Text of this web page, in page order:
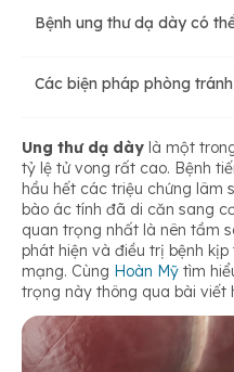
Bệnh ung thư dạ dày có
Các biện pháp phòng
Ung thư dạ dày là một
tỷ lệ tử vong rất cao. Bệnh
hầu hết các triệu chứng lâm
bào ác tính đã di căn sang
quan trọng nhất là nên tầm
phát hiện và điều trị bệnh
mạng. Cùng Hoàn Mỹ tìm
trọng này thông qua bài viết